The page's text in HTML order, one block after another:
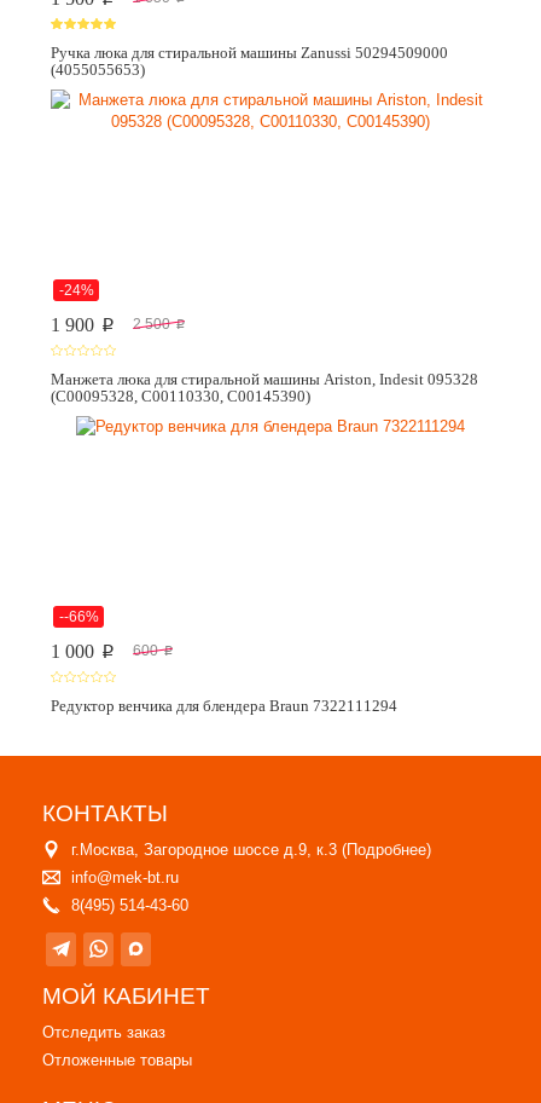
Ручка люка для стиральной машины Zanussi 50294509000
(4055055653)
-24%
1 900 p 2 500 p
Манжета люка для стиральной машины Ariston, Indesit 095328
(C00095328, C00110330, C00145390)
--66%
1 000 p 600 p
Редуктор венчика для блендера Braun 7322111294
КОНТАКТЫ
г.Москва, Загородное шоссе д.9, к.3 (Подробнее)
info@mek-bt.ru
8(495) 514-43-60
МОЙ КАБИНЕТ
Отследить заказ
Отложенные товары